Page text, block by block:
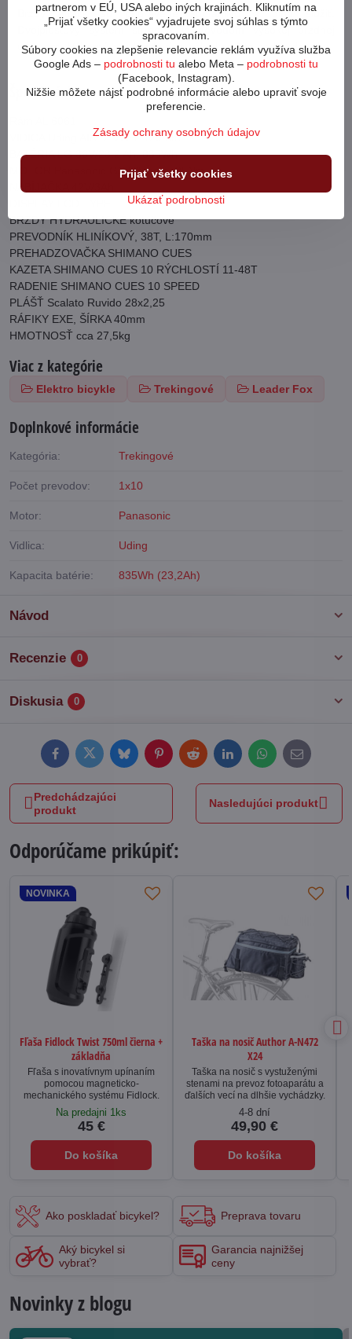
Brzdy Attack sú pripravené spoľahlivo a dlho slúžiť.
Dvojpiestový systém strmeňa je dôvodom vysokej brzdnej
účinnosti. Výborný tvar brzdových pák okamžite padne do ruky.
Špecifikácia:
VIDICA Uding AIR, ZDVIH: 120mm
BATÉRIA LG 36V/23,2 Ah, 835Wh
MOTOR Panasonic GX Ultimate, 95Nm
NABÍJAČKA 42V/3Ah
BRZDY HYDRAULICKÉ kotúčové
PREVODNÍK HLINÍKOVÝ, 38T, L:170mm
PREHADZOVAČKA SHIMANO CUES
KAZETA SHIMANO CUES 10 RÝCHLOSTÍ 11-48T
RADENIE SHIMANO CUES 10 SPEED
PLÁŠŤ Scalato Ruvido 28x2,25
RÁFIKY EXE, ŠÍRKA 40mm
HMOTNOSŤ cca 27,5kg
Viac z kategórie
Elektro bicykle Trekingové Leader Fox
Doplnkové informácie
Kategória: Trekingové
Počet prevodov: 1x10
Motor: Panasonic
Vidlica: Uding
Kapacita batérie: 835Wh (23,2Ah)
Návod
Recenzie 0
Diskusia 0
Novinky z blogu
FacebookTwitterBlueskyPinterestRedditLinkedInWhatsApp
E-
mail
Predchádzajúci
produkt
Nasledujúci produkt
Odporúčame prikúpiť:
NOVINKA
Fľaša Fidlock Twist 750ml čierna +
základňa
Fľaša s inovatívnym upínaním
pomocou magneticko-
mechanického systému Fidlock.
Na predajni 1ks
45 €
Do košíka
Taška na nosič Author A-N472
X24
Taška na nosič s vystuženými
stenami na prevoz fotoaparátu a
ďalších vecí na dlhšie vychádzky.
4-8 dní
49,90 €
Do košíka
Ako poskladať bicykel? Preprava tovaru
Aký bicykel si
vybrať?
Garancia najnižšej
ceny
partnerom v EÚ, USA alebo iných krajinách. Kliknutím na
„Prijať všetky cookies“ vyjadrujete svoj súhlas s týmto
spracovaním.
Súbory cookies na zlepšenie relevancie reklám využíva služba
Google Ads – podrobnosti tu alebo Meta – podrobnosti tu
(Facebook, Instagram).
Nižšie môžete nájsť podrobné informácie alebo upraviť svoje
preferencie.
Zásady ochrany osobných údajov
Ukázať podrobnosti
Prijať všetky cookies